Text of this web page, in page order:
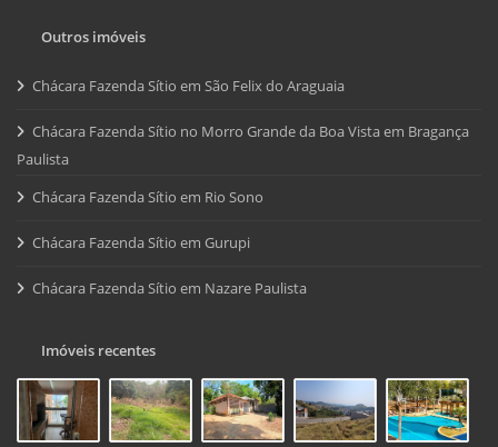
Outros imóveis
Chácara Fazenda Sítio em São Felix do Araguaia
Chácara Fazenda Sítio no Morro Grande da Boa Vista em Bragança
Paulista
Chácara Fazenda Sítio em Rio Sono
Chácara Fazenda Sítio em Gurupi
Chácara Fazenda Sítio em Nazare Paulista
Imóveis recentes